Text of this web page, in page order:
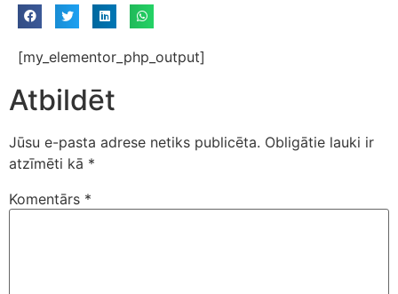
[my_elementor_php_output]
Atbildēt
Jūsu e-pasta adrese netiks publicēta. Obligātie lauki ir
atzīmēti kā *
Komentārs *